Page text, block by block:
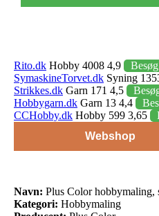
Rito.dk Hobby 4008 4,9
Besøg
SymaskineTorvet.dk Syning
Strikkes.dk Garn 171 4,5
Hobbygarn.dk Garn 13 4,4
CCHobby.dk Hobby 599 3,65
Webshop
Navn: Plus Color hobbymaling,
Kategori: Hobbymaling